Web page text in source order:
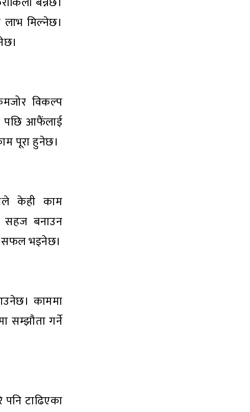
लाभ मिल्नेछ।
विकल्प
पछि आफैंलाई
पूरा हुनेछ।
केही काम
सहज बनाउन
सफल भइनेछ।
काममा
सम्झौता गर्ने
टाढिएका